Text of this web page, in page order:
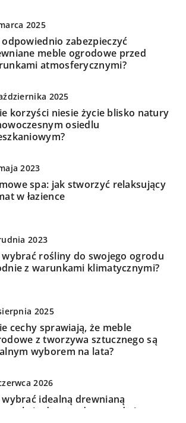
2025
odpowiednio zabezpieczyć
meble ogrodowe przed
atmosferycznymi?
2025
korzyści niesie życie blisko natury
osiedlu
2023
spa: jak stworzyć relaksujący
w łazience
2023
wybrać rośliny do swojego ogrodu
z warunkami klimatycznymi?
2025
cechy sprawiają, że meble
z tworzywa sztucznego są
wyborem na lata?
2026
wybrać idealną drewnianą
do ogrodu: porady i